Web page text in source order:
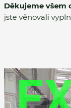
Děkujeme všem
jste věnovali